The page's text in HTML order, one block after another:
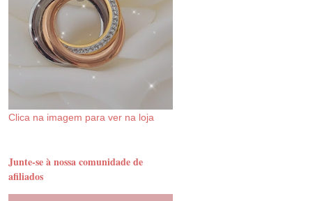
Clica na imagem para ver na loja
Junte-se à nossa comunidade de
afiliados